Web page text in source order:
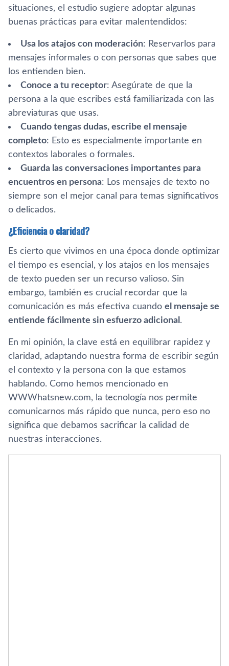
situaciones, el estudio sugiere adoptar algunas
buenas prácticas para evitar malentendidos:
Usa los atajos con moderación: Reservarlos para
mensajes informales o con personas que sabes que
los entienden bien.
Conoce a tu receptor: Asegúrate de que la
persona a la que escribes está familiarizada con las
abreviaturas que usas.
Cuando tengas dudas, escribe el mensaje
completo: Esto es especialmente importante en
contextos laborales o formales.
Guarda las conversaciones importantes para
encuentros en persona: Los mensajes de texto no
siempre son el mejor canal para temas significativos
o delicados.
¿Eficiencia o claridad?
Es cierto que vivimos en una época donde optimizar
el tiempo es esencial, y los atajos en los mensajes
de texto pueden ser un recurso valioso. Sin
embargo, también es crucial recordar que la
comunicación es más efectiva cuando el mensaje se
entiende fácilmente sin esfuerzo adicional .
En mi opinión, la clave está en equilibrar rapidez y
claridad, adaptando nuestra forma de escribir según
el contexto y la persona con la que estamos
hablando. Como hemos mencionado en
WWWhatsnew.com, la tecnología nos permite
comunicarnos más rápido que nunca, pero eso no
significa que debamos sacrificar la calidad de
nuestras interacciones.